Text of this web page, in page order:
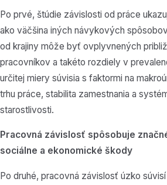
Po prvé, štúdie závislosti od práce
ako väčšina iných návykových
od krajiny môže byť ovplyvnených
pracovníkov a takéto rozdiely v
určitej miery súvisia s faktormi na
trhu práce, stabilita zamestnania a
starostlivosti.
Pracovná závislosť spôsobuje
sociálne a ekonomické škody
Po druhé, pracovná závislosť úzko